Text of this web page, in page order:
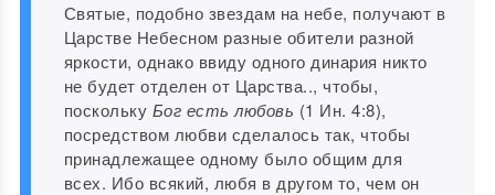
Святые, подобно звездам на небе, получают в
Царстве Небесном разные обители разной
яркости, однако ввиду одного динария никто
не будет отделен от Царства.., чтобы,
поскольку Бог есть любовь (1 Ин. 4:8),
посредством любви сделалось так, чтобы
принадлежащее одному было общим для
всех. Ибо всякий, любя в другом то, чем он